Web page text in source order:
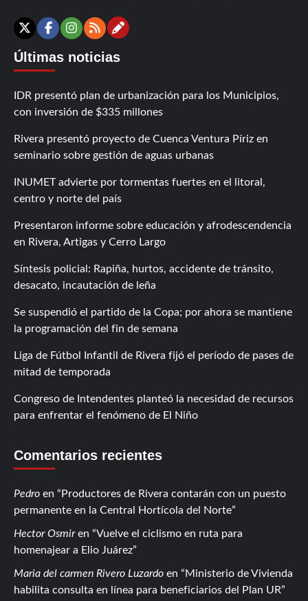
X Facebook
Instagram
RSSContáctanos
Últimas noticias
IDR presentó plan de urbanización para los Municipios,
con inversión de $335 millones
Rivera presentó proyecto de Cuenca Ventura Píriz en
seminario sobre gestión de aguas urbanas
INUMET advierte por tormentas fuertes en el litoral,
centro y norte del país
Presentaron informe sobre educación y afrodescendencia
en Rivera, Artigas y Cerro Largo
Síntesis policial: Rapiña, hurtos, accidente de tránsito,
desacato, incautación de leña
Se suspendió el partido de la Copa; por ahora se mantiene
la programación del fin de semana
Liga de Fútbol Infantil de Rivera fijó el período de pases de
mitad de temporada
Congreso de Intendentes planteó la necesidad de recursos
para enfrentar el fenómeno de El Niño
Comentarios recientes
Pedro en
Productores de Rivera contarán con un puesto
permanente en la Central Hortícola del Norte
Hector Osmiren
Vuelve el ciclismo en ruta para
homenajear a Elio Juárez
Maria del carmen Rivero Luzardo en
Ministerio de Vivienda
habilita consulta en línea para beneficiarios del Plan UR